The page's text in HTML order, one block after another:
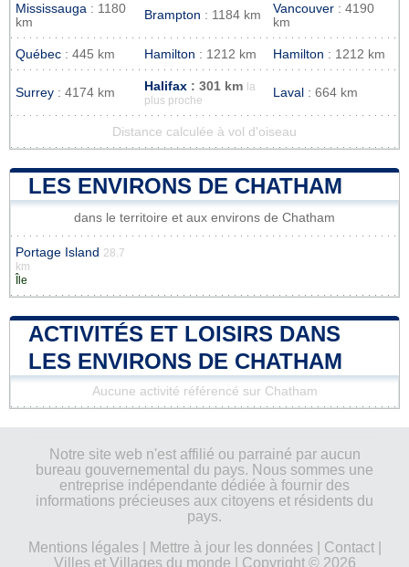
Mississauga : 1180
km
Brampton : 1184 km Vancouver : 4190
km
Québec : 445 km Hamilton : 1212 km Hamilton : 1212 km
Surrey : 4174 km Halifax : 301 km
la
plus proche
Laval : 664 km
Distance calculée à vol d'oiseau
LES ENVIRONS DE CHATHAM
dans le territoire et aux environs de Chatham
Portage Island 28.7
km
Île
ACTIVITÉS ET LOISIRS DANS
LES ENVIRONS DE CHATHAM
Aucune activité référencé sur Chatham
Notre site web n'est affilié ou parrainé par aucun
bureau gouvernemental du pays. Nous sommes une
entreprise indépendante dédiée à fournir des
informations précieuses aux citoyens et résidents du
pays.
Mentions légales| Mettre à jour les données| Contact|
Villes et Villages du monde | Copyright © 2026